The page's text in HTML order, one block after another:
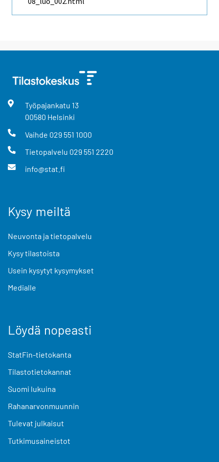
Työpajankatu 13
00580 Helsinki
Vaihde 029 551 1000
Tietopalvelu 029 551 2220
info@stat.fi
Kysy meiltä
Neuvonta ja tietopalvelu
Kysy tilastoista
Usein kysytyt kysymykset
Medialle
Löydä nopeasti
StatFin-tietokanta
Tilastotietokannat
Suomi lukuina
Rahanarvonmuunnin
Tulevat julkaisut
Tutkimusaineistot